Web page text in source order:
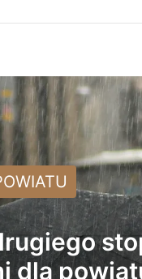
dla